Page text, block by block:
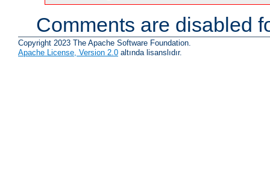
Comments are disabled
Copyright 2023 The Apache Software Foundation.
Apache License, Version 2.0 altında lisanslıdır.